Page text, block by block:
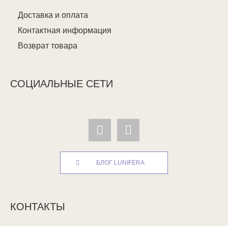
Доставка и оплата
Контактная информация
Возврат товара
СОЦИАЛЬНЫЕ СЕТИ
БЛОГ LUNIFERA
КОНТАКТЫ